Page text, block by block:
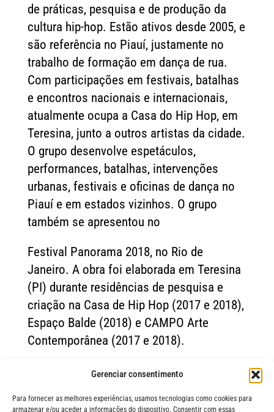
Gerenciar consentimento
Para fornecer as melhores experiências, usamos tecnologias como cookies para
armazenar e/ou aceder a informações do dispositivo. Consentir com essas
de práticas, pesquisa e de produção da
cultura hip-hop. Estão ativos desde 2005, e
são referência no Piauí, justamente no
trabalho de formação em dança de rua.
Com participações em festivais, batalhas
e encontros nacionais e internacionais,
atualmente ocupa a Casa do Hip Hop, em
Teresina, junto a outros artistas da cidade.
O grupo desenvolve espetáculos,
performances, batalhas, intervenções
urbanas, festivais e oficinas de dança no
Piauí e em estados vizinhos. O grupo
também se apresentou no
Festival Panorama 2018, no Rio de
Janeiro. A obra foi elaborada em Teresina
(PI) durante residências de pesquisa e
criação na Casa de Hip Hop (2017 e 2018),
Espaço Balde (2018) e CAMPO Arte
Contemporânea (2017 e 2018).
LEIA MAIS NOTÍCIAS